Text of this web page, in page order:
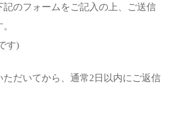
記のフォームをご記入の上、ご送信
す)
ただいてから、通常2日以内にご返信